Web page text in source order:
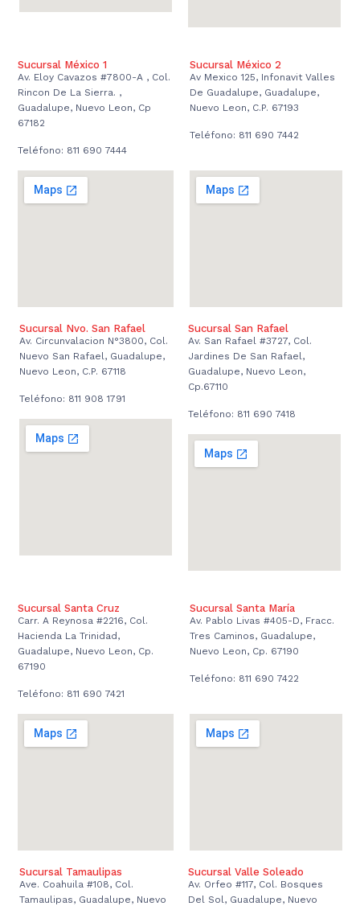
Sucursal México 1
Av. Eloy Cavazos #7800-A , Col.
Rincon De La Sierra. ,
Guadalupe, Nuevo Leon, Cp
67182
Teléfono: 811 690 7444
Sucursal México 2
Av Mexico 125, Infonavit Valles
De Guadalupe, Guadalupe,
Nuevo Leon, C.P. 67193
Teléfono: 811 690 7442
Sucursal Nvo. San Rafael
Av. Circunvalacion N°3800, Col.
Nuevo San Rafael, Guadalupe,
Nuevo Leon, C.P. 67118
Teléfono: 811 908 1791
Sucursal San Rafael
Av. San Rafael #3727, Col.
Jardines De San Rafael,
Guadalupe, Nuevo Leon,
Cp.67110
Teléfono: 811 690 7418
Sucursal Santa Cruz
Carr. A Reynosa #2216, Col.
Hacienda La Trinidad,
Guadalupe, Nuevo Leon, Cp.
67190
Teléfono: 811 690 7421
Sucursal Santa María
Av. Pablo Livas #405-D, Fracc.
Tres Caminos, Guadalupe,
Nuevo Leon, Cp. 67190
Teléfono: 811 690 7422
Sucursal Tamaulipas
Ave. Coahuila #108, Col.
Tamaulipas, Guadalupe, Nuevo
Sucursal Valle Soleado
Av. Orfeo #117, Col. Bosques
Del Sol, Guadalupe, Nuevo